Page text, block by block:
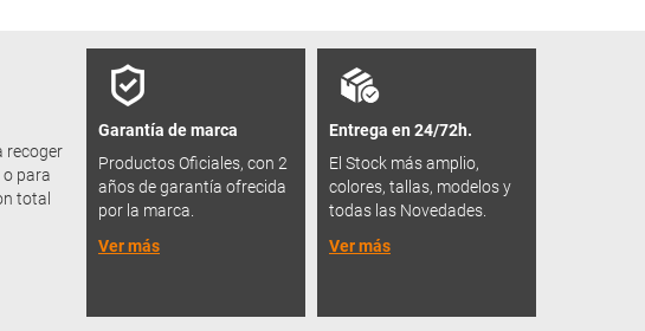
recoger
para
total
Garantía de marca
Productos Oficiales, con 2
años de garantía ofrecida
por la marca.
Ver más
Entrega en 24/72h.
El Stock más amplio,
colores, tallas, modelos y
todas las Novedades.
Ver más